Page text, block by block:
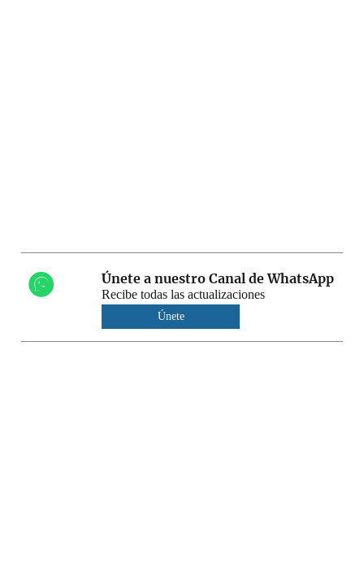
Únete a nuestro Canal de WhatsApp
Recibe todas las actualizaciones
Únete